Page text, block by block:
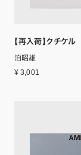
【再入荷】クチケル
泊昭雄
¥ 3,001